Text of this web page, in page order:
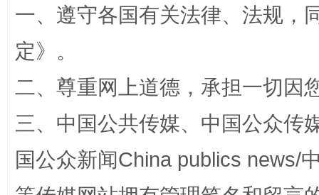
解纷+调解+退费，一次搞定
一、遵守各国有关法律、法规，
定》。
二、尊重网上道德，承担一切因
三、中国公共传媒、中国公众传
国公众新闻China publics news/